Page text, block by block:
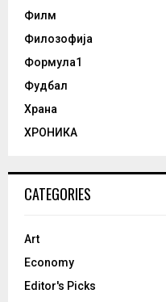
Филм
Филозофија
Формула1
Фудбал
Храна
ХРОНИКА
CATEGORIES
Art
Economy
Editor's Picks